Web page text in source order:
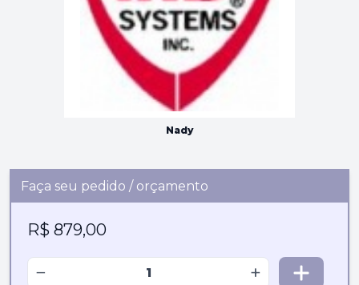
Faça seu pedido / orçamento
R$ 879,00
− +
Nady